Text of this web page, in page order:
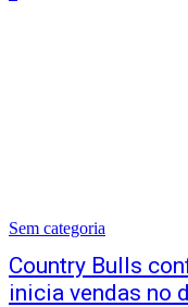
Sem categoria
Country Bulls
inicia vendas no